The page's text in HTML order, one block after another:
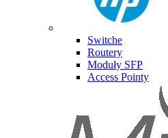
Switche
Routery
Moduły SFP
Access Pointy